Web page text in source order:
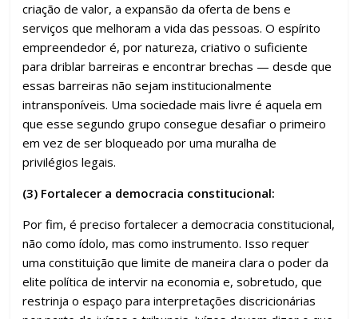
criação de valor, a expansão da oferta de bens e
serviços que melhoram a vida das pessoas. O espírito
empreendedor é, por natureza, criativo o suficiente
para driblar barreiras e encontrar brechas — desde que
essas barreiras não sejam institucionalmente
intransponíveis. Uma sociedade mais livre é aquela em
que esse segundo grupo consegue desafiar o primeiro
em vez de ser bloqueado por uma muralha de
privilégios legais.
(3) Fortalecer a democracia constitucional:
Por fim, é preciso fortalecer a democracia constitucional,
não como ídolo, mas como instrumento. Isso requer
uma constituição que limite de maneira clara o poder da
elite política de intervir na economia e, sobretudo, que
restrinja o espaço para interpretações discricionárias